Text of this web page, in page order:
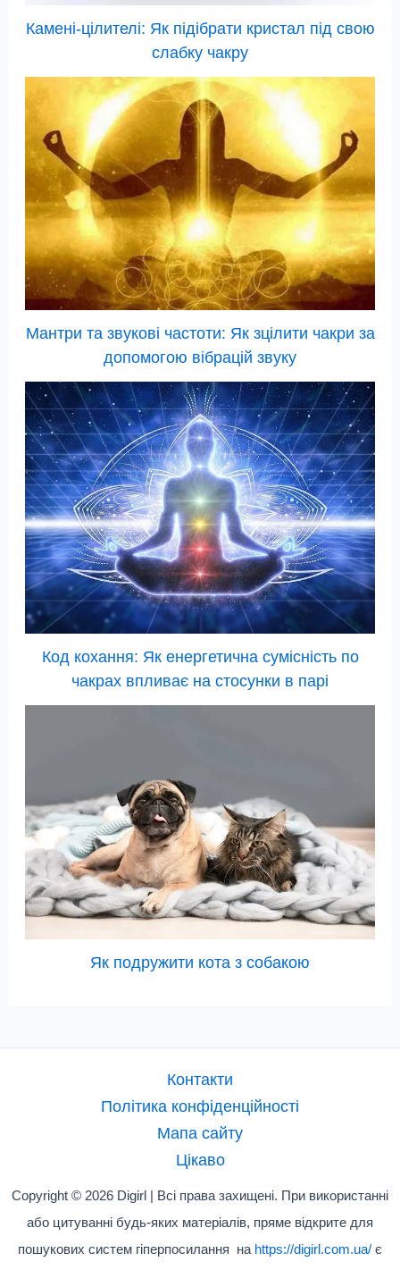
Камені-цілителі: Як підібрати кристал під свою
слабку чакру
Мантри та звукові частоти: Як зцілити чакри за
допомогою вібрацій звуку
Код кохання: Як енергетична сумісність по
чакрах впливає на стосунки в парі
Як подружити кота з собакою
Контакти
Політика конфіденційності
Мапа сайту
Цікаво
Copyright © 2026 Digirl | Всі права захищені. При використанні
або цитуванні будь-яких матеріалів, пряме відкрите для
пошукових систем гіперпосилання на https://digirl.com.ua/ є